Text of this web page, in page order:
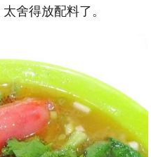
舍得放配料了。